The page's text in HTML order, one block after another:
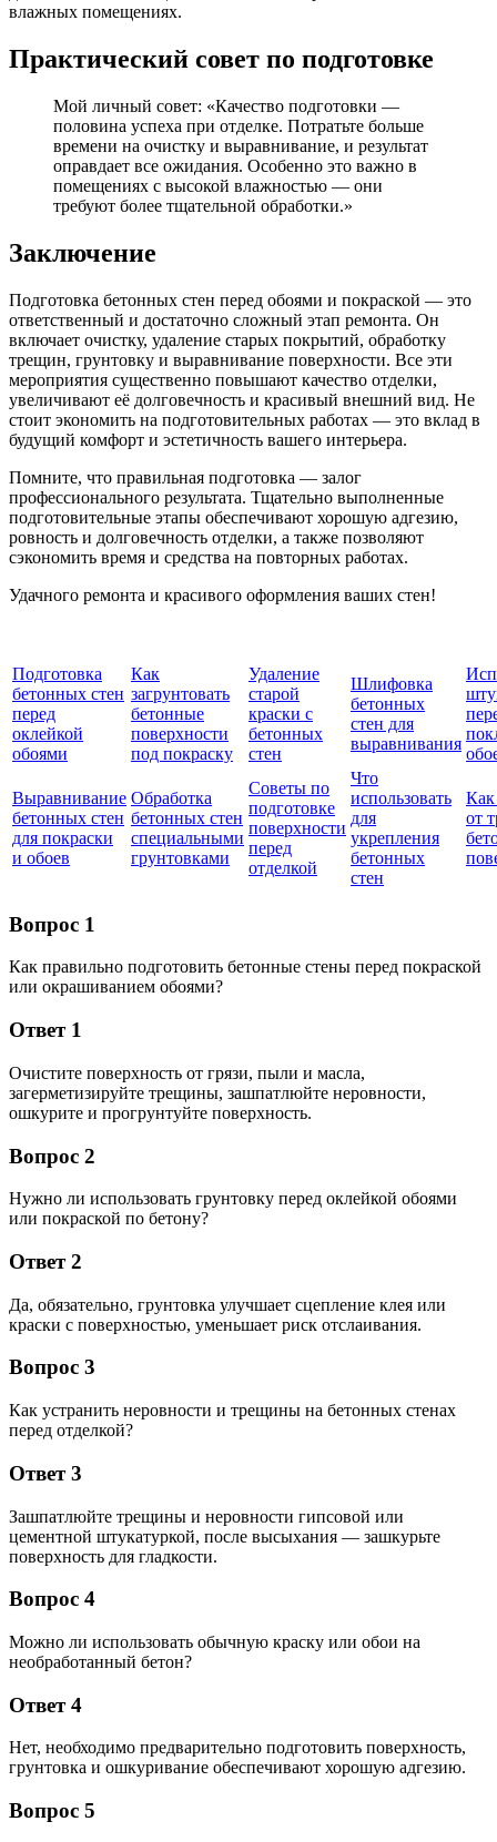
влажных помещениях.
Практический совет по подготовке
Мой личный совет: «Качество подготовки —
половина успеха при отделке. Потратьте больше
времени на очистку и выравнивание, и результат
оправдает все ожидания. Особенно это важно в
помещениях с высокой влажностью — они
требуют более тщательной обработки.»
Заключение
Подготовка бетонных стен перед обоями и покраской — это
ответственный и достаточно сложный этап ремонта. Он
включает очистку, удаление старых покрытий, обработку
трещин, грунтовку и выравнивание поверхности. Все эти
мероприятия существенно повышают качество отделки,
увеличивают её долговечность и красивый внешний вид. Не
стоит экономить на подготовительных работах — это вклад в
будущий комфорт и эстетичность вашего интерьера.
Помните, что правильная подготовка — залог
профессионального результата. Тщательно выполненные
подготовительные этапы обеспечивают хорошую адгезию,
ровность и долговечность отделки, а также позволяют
сэкономить время и средства на повторных работах.
Удачного ремонта и красивого оформления ваших стен!
Подготовка
бетонных стен
перед
оклейкой
обоями
Как
загрунтовать
бетонные
поверхности
под покраску
Удаление
старой
краски с
бетонных
стен
Шлифовка
бетонных
стен для
выравнивания
Выравнивание
бетонных стен
для покраски
и обоев
Обработка
бетонных стен
специальными
грунтовками
Советы по
подготовке
поверхности
перед
отделкой
Что
использовать
для
укрепления
бетонных
стен
Как
от
Вопрос 1
Как правильно подготовить бетонные стены перед покраской
или окрашиванием обоями?
Ответ 1
Очистите поверхность от грязи, пыли и масла,
загерметизируйте трещины, зашпатлюйте неровности,
ошкурите и прогрунтуйте поверхность.
Вопрос 2
Нужно ли использовать грунтовку перед оклейкой обоями
или покраской по бетону?
Ответ 2
Да, обязательно, грунтовка улучшает сцепление клея или
краски с поверхностью, уменьшает риск отслаивания.
Вопрос 3
Как устранить неровности и трещины на бетонных стенах
перед отделкой?
Ответ 3
Зашпатлюйте трещины и неровности гипсовой или
цементной штукатуркой, после высыхания — зашкурьте
поверхность для гладкости.
Вопрос 4
Можно ли использовать обычную краску или обои на
необработанный бетон?
Ответ 4
Нет, необходимо предварительно подготовить поверхность,
грунтовка и ошкуривание обеспечивают хорошую адгезию.
Вопрос 5